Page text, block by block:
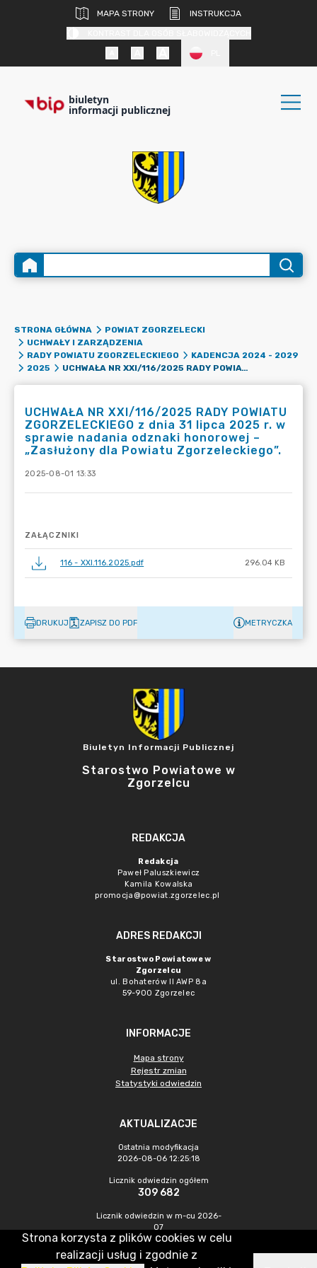
MAPA STRONY
INSTRUKCJA
biuletyn
informacji publicznej
STRONA GŁÓWNA
POWIAT ZGORZELECKI
UCHWAŁY I ZARZĄDZENIA
RADY POWIATU ZGORZELECKIEGO
KADENCJA 2024 - 2029
2025
UCHWAŁA NR XXI/116/2025 RADY POWIATU ZGORZELECKIEGO Z DNIA 31 LIPCA 2025 R. W SPRAWIE NADANIA ODZNAKI HONOROWEJ – „ZASŁUŻONY DLA POWIATU ZGORZELECKIEGO”.
UCHWAŁA NR XXI/116/2025 RADY POWIATU
ZGORZELECKIEGO z dnia 31 lipca 2025 r. w
sprawie nadania odznaki honorowej –
„Zasłużony dla Powiatu Zgorzeleckiego”.
2025-08-01 13:33
ZAŁĄCZNIKI
116 - XXI.116.2025.pdf 296.04 KB
DRUKUJ ZAPISZ DO PDF METRYCZKA
Biuletyn Informacji Publicznej
Starostwo Powiatowe w
Zgorzelcu
REDAKCJA
Redakcja
Paweł Paluszkiewicz
Kamila Kowalska
promocja@powiat.zgorzelec.pl
ADRES REDAKCJI
Starostwo Powiatowe w
Zgorzelcu
ul. Bohaterów II AWP 8a
59-900 Zgorzelec
INFORMACJE
Mapa strony
Rejestr zmian
Statystyki odwiedzin
AKTUALIZACJE
Ostatnia modyfikacja
2026-08-06 12:25:18
Licznik odwiedzin ogółem
309 682
Licznik odwiedzin w m-cu 2026-
07
380
Strona korzysta z plików cookies w celu
realizacji usług i zgodnie z